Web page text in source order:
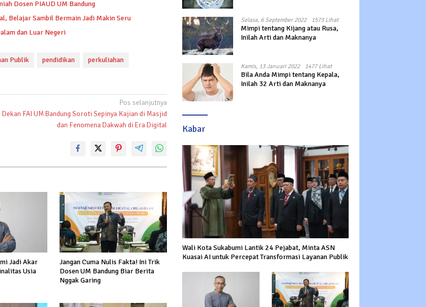
Dosen PIAUD UM Bandung
Belajar Sambil Bermain Jadi Makin Seru
dan Luar Negeri
Publik pendidikan perkuliahan
Pos selanjutnya
Dekan FAI UM Bandung Soroti Sepinya Kajian di Masjid
dan Fenomena Dakwah di Era Digital
Jadi Akar
Usia
Jangan Cuma Nulis Fakta! Ini Trik
Dosen UM Bandung Biar Berita
Nggak Garing
Selasa, 6 September 2022 1573 Lihat
Mimpi tentang Kijang atau Rusa,
Inilah Arti dan Maknanya
Kamis, 13 Januari 2022 1477 Lihat
Bila Anda Mimpi tentang Kepala,
Inilah 32 Arti dan Maknanya
Kabar
Wali Kota Sukabumi Lantik 24 Pejabat, Minta ASN
Kuasai AI untuk Percepat Transformasi Layanan Publik